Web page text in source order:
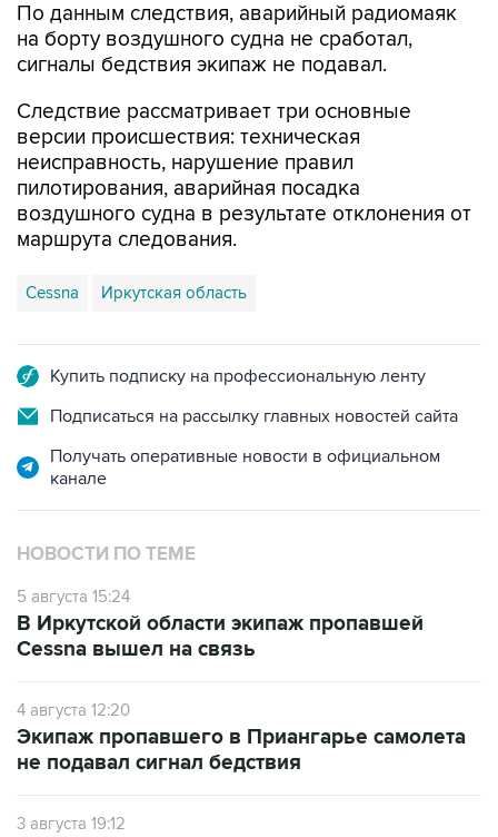
По данным следствия, аварийный радиомаяк
на борту воздушного судна не сработал,
сигналы бедствия экипаж не подавал.
Следствие рассматривает три основные
версии происшествия: техническая
неисправность, нарушение правил
пилотирования, аварийная посадка
воздушного судна в результате отклонения от
маршрута следования.
Cessna Иркутская область
Купить подписку на профессиональную ленту
Подписаться на рассылку главных новостей сайта
Получать оперативные новости в официальном
канале
НОВОСТИ ПО ТЕМЕ
5 августа 15:24
В Иркутской области экипаж пропавшей
Cessna вышел на связь
4 августа 12:20
Экипаж пропавшего в Приангарье самолета
не подавал сигнал бедствия
3 августа 19:12